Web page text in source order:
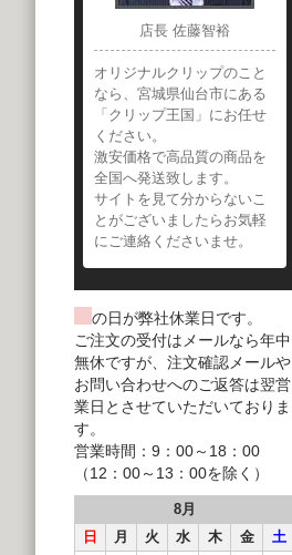
店長 佐藤智裕
オリジナルクリップのこと
なら、宮城県仙台市にある
「クリップ王国」にお任せ
ください。
激安価格で高品質の商品を
全国へ発送致します。
サイトを見て分からないこ
とがございましたらお気軽
にご連絡くださいませ。
の日が弊社休業日です。
ご注文の受付はメールなら年中
無休ですが、注文確認メールや
お問い合わせへのご返答は翌営
業日とさせていただいておりま
す。
営業時間：9：00～18：00
（12：00～13：00を除く）
8月
日
月 火 水 木 金
土